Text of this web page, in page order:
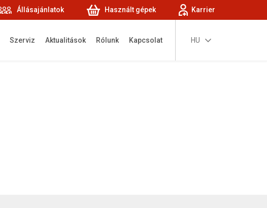
Állásajánlatok Használt gépek Karrier
HU
Szerviz Aktualitások Rólunk Kapcsolat